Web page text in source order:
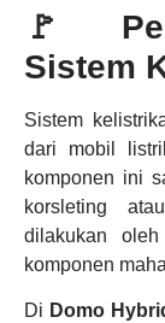
🚩
Sistem
Sistem
dari mobil
komponen ini
korsleting
dilakukan
komponen
Di Domo